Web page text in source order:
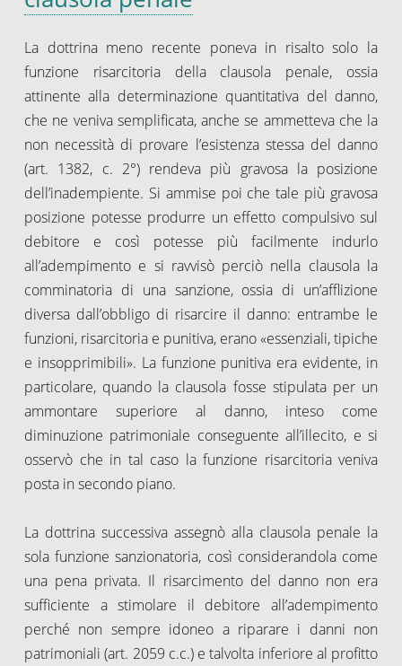
La dottrina meno recente poneva in risalto solo la
funzione risarcitoria della clausola penale, ossia
attinente alla determinazione quantitativa del danno,
che ne veniva semplificata, anche se ammetteva che la
non necessità di provare l’esistenza stessa del danno
(art. 1382, c. 2°) rendeva più gravosa la posizione
dell’inadempiente. Si ammise poi che tale più gravosa
posizione potesse produrre un effetto compulsivo sul
debitore e così potesse più facilmente indurlo
all’adempimento e si ravvisò perciò nella clausola la
comminatoria di una sanzione, ossia di un’afflizione
diversa dall’obbligo di risarcire il danno: entrambe le
funzioni, risarcitoria e punitiva, erano «essenziali, tipiche
e insopprimibili». La funzione punitiva era evidente, in
particolare, quando la clausola fosse stipulata per un
ammontare superiore al danno, inteso come
diminuzione patrimoniale conseguente all’illecito, e si
osservò che in tal caso la funzione risarcitoria veniva
posta in secondo piano.
La dottrina successiva assegnò alla clausola penale la
sola funzione sanzionatoria, così considerandola come
una pena privata. Il risarcimento del danno non era
sufficiente a stimolare il debitore all’adempimento
perché non sempre idoneo a riparare i danni non
patrimoniali (art. 2059 c.c.) e talvolta inferiore al profitto